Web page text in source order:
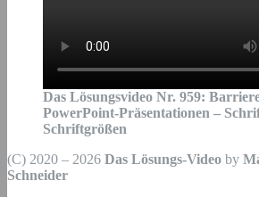
Das Lösungsvideo Nr. 959:
PowerPoint-Präsentationen –
Schriftgrößen
(C) 2020 – 2026 Das Lösungs-Video by
Schneider